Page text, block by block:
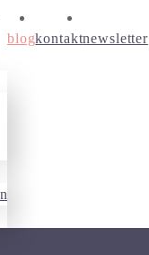
blogkontaktnewsletter